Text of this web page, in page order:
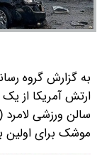
به گزارش گروه
ارتش آمریکا از
موشک برای اولین